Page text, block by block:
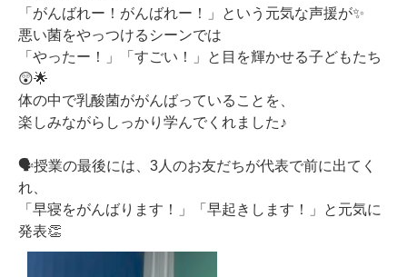
「がんばれー！がんばれー！」という元気な声援が✨
悪い菌をやっつけるシーンでは
「やったー！」「すごい！」と目を輝かせる子どもたち
😲🌟
体の中で乳酸菌ががんばっていることを、
楽しみながらしっかり学んでくれました♪
🗣️授業の最後には、3人のお友だちが代表で前に出てく
れ、
「早寝をがんばります！」「早起きします！」と元気に
発表👏